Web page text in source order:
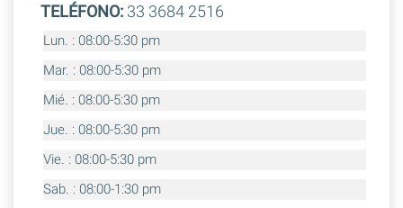
TELÉFONO:33 3684 2516
Lun. : 08:00-5:30 pm
Mar. : 08:00-5:30 pm
Mié. : 08:00-5:30 pm
Jue. : 08:00-5:30 pm
Vie. : 08:00-5:30 pm
Sab. : 08:00-1:30 pm